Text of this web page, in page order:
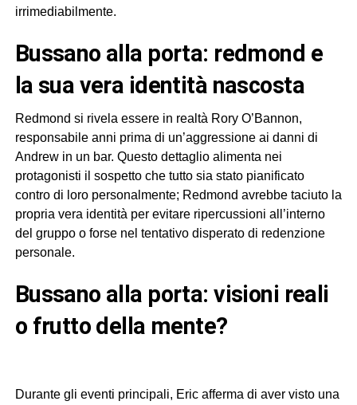
irrimediabilmente.
bussano alla porta: redmond e
la sua vera identità nascosta
Redmond si rivela essere in realtà Rory O’Bannon,
responsabile anni prima di un’aggressione ai danni di
Andrew in un bar. Questo dettaglio alimenta nei
protagonisti il sospetto che tutto sia stato pianificato
contro di loro personalmente; Redmond avrebbe taciuto la
propria vera identità per evitare ripercussioni all’interno
del gruppo o forse nel tentativo disperato di redenzione
personale.
bussano alla porta: visioni reali
o frutto della mente?
Durante gli eventi principali, Eric afferma di aver visto una